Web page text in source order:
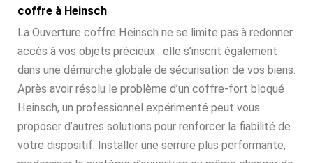
coffre à Heinsch
La Ouverture coffre Heinsch ne se limite pas à redonner
accès à vos objets précieux : elle s’inscrit également
dans une démarche globale de sécurisation de vos biens.
Après avoir résolu le problème d’un coffre-fort bloqué
Heinsch, un professionnel expérimenté peut vous
proposer d’autres solutions pour renforcer la fiabilité de
votre dispositif. Installer une serrure plus performante,